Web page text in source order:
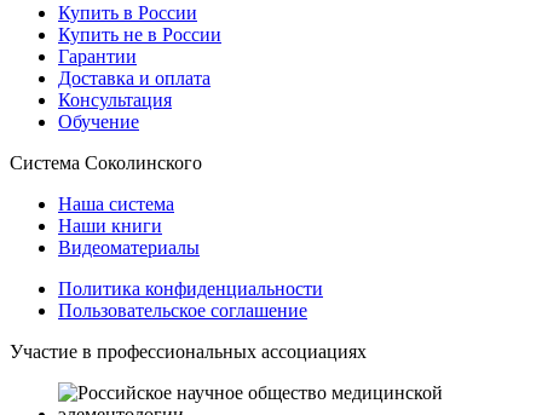
Купить в России
Купить не в России
Гарантии
Доставка и оплата
Консультация
Обучение
Система Соколинского
Наша система
Наши книги
Видеоматериалы
Политика конфиденциальности
Пользовательское соглашение
Участие в профессиональных ассоциациях